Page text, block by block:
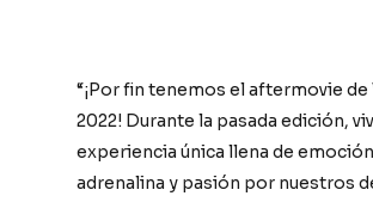
“¡Por fin tenemos el aftermovie de
2022! Durante la pasada edición,
experiencia única llena de
adrenalina y pasión por nuestros